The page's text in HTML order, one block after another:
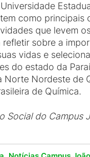
como principais
que levem
refletir sobre a
vidas e
do estado da
Norte Nordeste de
de Química.
Social do Campus